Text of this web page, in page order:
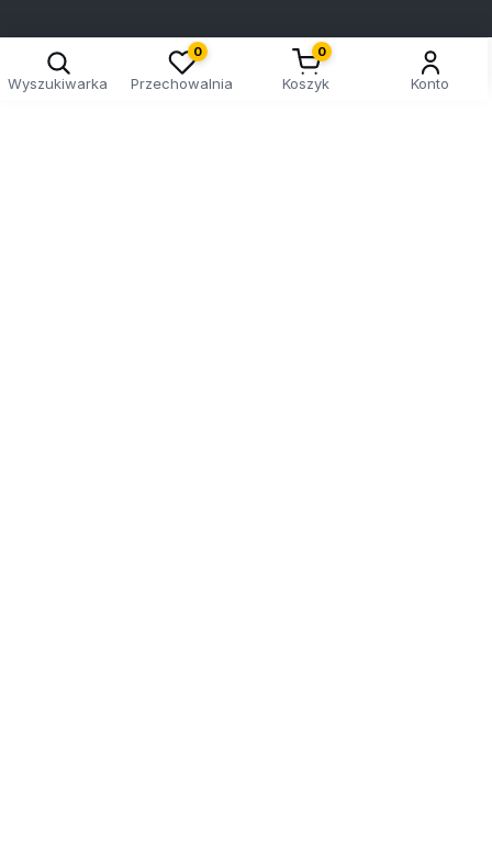
Wyszukiwarka
0
Przechowalnia
0
Koszyk Konto